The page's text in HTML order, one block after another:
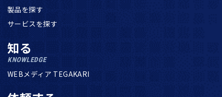
製品を探す
サービスを探す
知る
KNOWLEDGE
WEBメディア TEGAKARI